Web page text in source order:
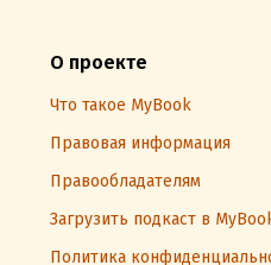
О проекте
Что такое MyBook
Правовая информация
Правообладателям
Загрузить подкаст в
Политика